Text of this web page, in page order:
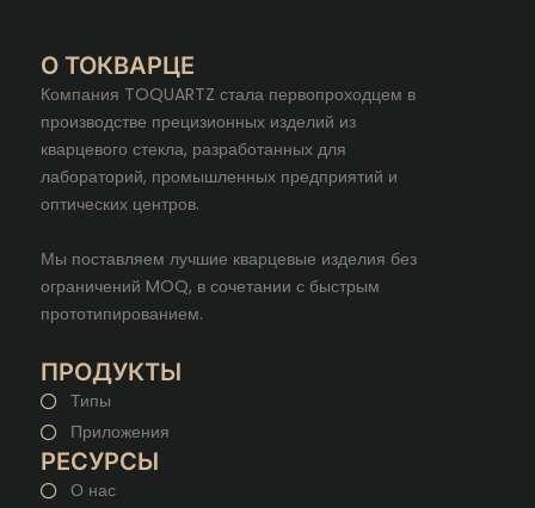
О ТОКВАРЦЕ
Компания TOQUARTZ стала первопроходцем в
производстве прецизионных изделий из
кварцевого стекла, разработанных для
лабораторий, промышленных предприятий и
оптических центров.
Мы поставляем лучшие кварцевые изделия без
ограничений MOQ, в сочетании с быстрым
прототипированием.
ПРОДУКТЫ
Типы
Приложения
РЕСУРСЫ
О нас